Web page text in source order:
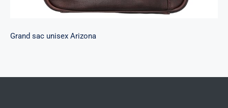
Grand sac unisex Arizona